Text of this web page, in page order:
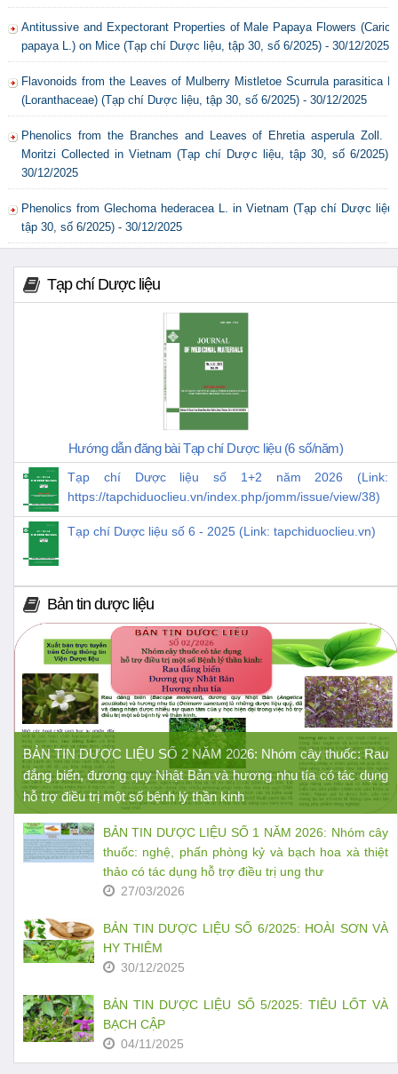
Antitussive and Expectorant Properties of Male Papaya Flowers (Carica
papaya L.) on Mice (Tạp chí Dược liệu, tập 30, số 6/2025) - 30/12/2025
Flavonoids from the Leaves of Mulberry Mistletoe Scurrula parasitica L.
(Loranthaceae) (Tạp chí Dược liệu, tập 30, số 6/2025) - 30/12/2025
Phenolics from the Branches and Leaves of Ehretia asperula Zoll. &
Moritzi Collected in Vietnam (Tạp chí Dược liệu, tập 30, số 6/2025) -
30/12/2025
Phenolics from Glechoma hederacea L. in Vietnam (Tạp chí Dược liệu,
tập 30, số 6/2025) - 30/12/2025
Tạp chí Dược liệu
Hướng dẫn đăng bài Tạp chí Dược liệu (6 số/năm)
Tạp chí Dược liệu số 1+2 năm 2026 (Link:
https://tapchiduoclieu.vn/index.php/jomm/issue/view/38)
Tạp chí Dược liệu số 6 - 2025 (Link: tapchiduoclieu.vn)
Bản tin dược liệu
BẢN TIN DƯỢC LIỆU SỐ 2 NĂM 2026: Nhóm cây thuốc: Rau
đắng biển, đương quy Nhật Bản và hương nhu tía có tác dụng
hỗ trợ điều trị một số bệnh lý thần kinh
BẢN TIN DƯỢC LIỆU SỐ 1 NĂM 2026: Nhóm cây
thuốc: nghệ, phấn phòng kỷ và bạch hoa xà thiệt
thảo có tác dụng hỗ trợ điều trị ung thư
27/03/2026
BẢN TIN DƯỢC LIỆU SỐ 6/2025: HOÀI SƠN VÀ
HY THIÊM
30/12/2025
BẢN TIN DƯỢC LIỆU SỐ 5/2025: TIÊU LỐT VÀ
BẠCH CẬP
04/11/2025